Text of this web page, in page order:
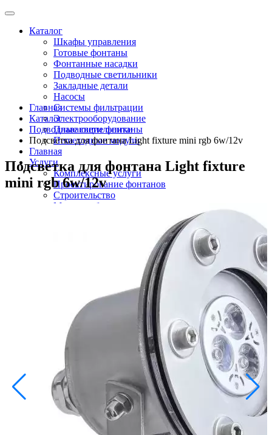
Каталог
Шкафы управления
Готовые фонтаны
Фонтанные насадки
Подводные светильники
Закладные детали
Насосы
Системы фильтрации
Электрооборудование
Плавающие фонтаны
Пешеходные модули
Главная
Услуги
Комплексные услуги
Проектирование фонтанов
Строительство
Монтаж оборудования
Разработка и сборка шкафов управления
+7 (495) 374-90-93
Шкафы управления
Готовые фонтаны
Фонтанные насадки
Подводные светильники
Закладные детали
Главная
Каталог
Подводные светильники
Подсветка для фонтана Light fixture mini rgb 6w/12v
Подсветка для фонтана Light fixture
mini rgb 6w/12v